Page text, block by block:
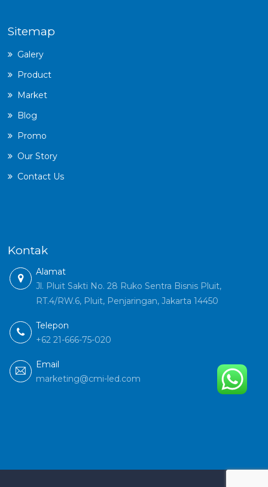
Sitemap
Galery
Product
Market
Blog
Promo
Our Story
Contact Us
Kontak
Alamat
Jl. Pluit Sakti No. 28 Ruko Sentra Bisnis Pluit,
RT.4/RW.6, Pluit, Penjaringan, Jakarta 14450
Telepon
+62 21-666-75-020
Email
marketing@cmi-led.com